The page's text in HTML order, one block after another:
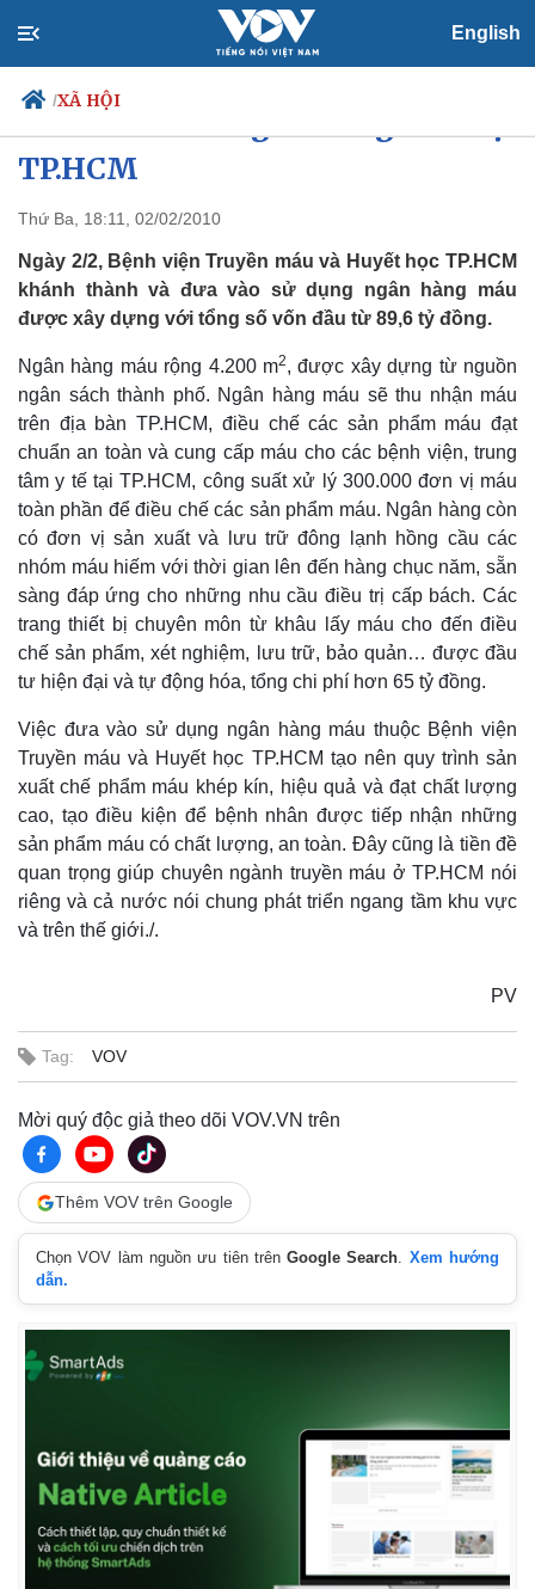
English
/XÃ HỘI
Chính trị
Đảng
Tổ chức nhân sự
Quốc hội
Nhận diện sự thật
Tin 24h
Dự báo thời tiết
Giáo dục
Việc làm
Biển đảo
Thế giới
Quan sát
Video
TP.HCM
Thứ Ba, 18:11, 02/02/2010
Ngày 2/2, Bệnh viện Truyền máu và Huyết học TP.HCM
khánh thành và đưa vào sử dụng ngân hàng máu
được xây dựng với tổng số vốn đầu từ 89,6 tỷ đồng.
Ngân hàng máu rộng 4.200 m2, được xây dựng từ nguồn
ngân sách thành phố. Ngân hàng máu sẽ thu nhận máu
trên địa bàn TP.HCM, điều chế các sản phẩm máu đạt
chuẩn an toàn và cung cấp máu cho các bệnh viện, trung
tâm y tế tại TP.HCM, công suất xử lý 300.000 đơn vị máu
toàn phần để điều chế các sản phẩm máu. Ngân hàng còn
có đơn vị sản xuất và lưu trữ đông lạnh hồng cầu các
nhóm máu hiếm với thời gian lên đến hàng chục năm, sẵn
sàng đáp ứng cho những nhu cầu điều trị cấp bách. Các
trang thiết bị chuyên môn từ khâu lấy máu cho đến điều
chế sản phẩm, xét nghiệm, lưu trữ, bảo quản… được đầu
tư hiện đại và tự động hóa, tổng chi phí hơn 65 tỷ đồng.
Việc đưa vào sử dụng ngân hàng máu thuộc Bệnh viện
Truyền máu và Huyết học TP.HCM tạo nên quy trình sản
xuất chế phẩm máu khép kín, hiệu quả và đạt chất lượng
cao, tạo điều kiện để bệnh nhân được tiếp nhận những
sản phẩm máu có chất lượng, an toàn. Đây cũng là tiền đề
quan trọng giúp chuyên ngành truyền máu ở TP.HCM nói
riêng và cả nước nói chung phát triển ngang tầm khu vực
và trên thế giới./.
PV
Tag: VOV
Mời quý độc giả theo dõi VOV.VN trên
Thêm VOV trên Google
Chọn VOV làm nguồn ưu tiên trênGoogle Search. Xem hướng
dẫn.